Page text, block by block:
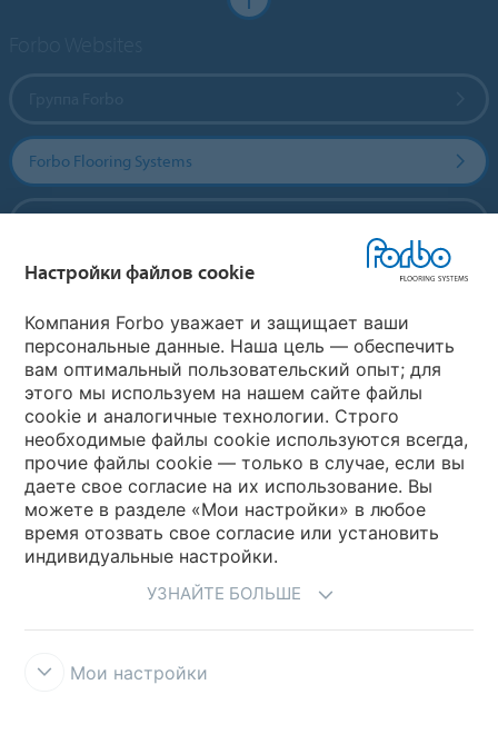
Forbo Flooring Systems
Выберите страну
Выберите вашу страну
My Forbo
Где купить
Настройки файлов cookie
Компания Forbo уважает и защищает ваши
персональные данные. Наша цель — обеспечить
вам оптимальный пользовательский опыт; для
этого мы используем на нашем сайте файлы
cookie и аналогичные технологии. Строго
необходимые файлы cookie используются всегда,
прочие файлы cookie — только в случае, если вы
даете свое согласие на их использование. Вы
можете в разделе «Мои настройки» в любое
время отозвать свое согласие или установить
индивидуальные настройки.
УЗНАЙТЕ БОЛЬШЕ
Мои настройки